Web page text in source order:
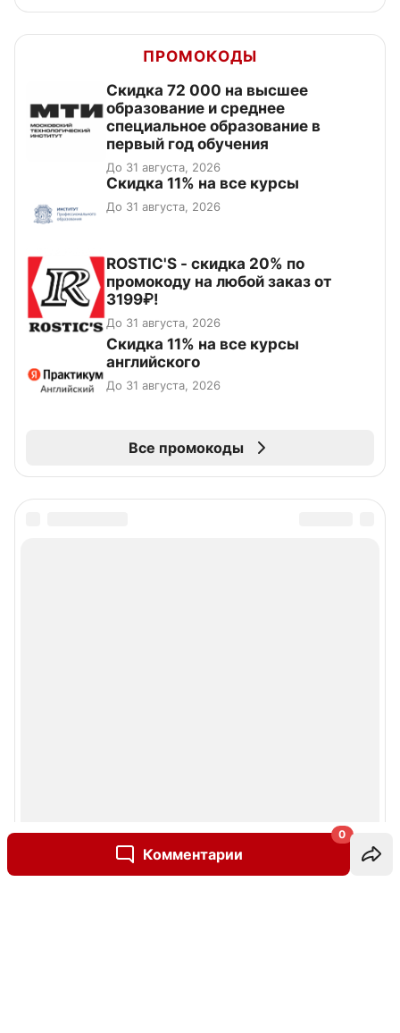
Комментарии
0
ПРОМОКОДЫ
Скидка 72 000 на высшее
образование и среднее
специальное образование в
первый год обучения
До 31 августа, 2026
Скидка 11% на все курсы
До 31 августа, 2026
ROSTIC'S - скидка 20% по
промокоду на любой заказ от
3199₽!
До 31 августа, 2026
Скидка 11% на все курсы
английского
До 31 августа, 2026
Все промокоды